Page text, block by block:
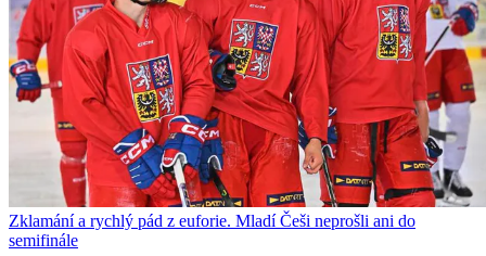
Zklamání a rychlý pád z euforie. Mladí Češi neprošli ani do
semifinále